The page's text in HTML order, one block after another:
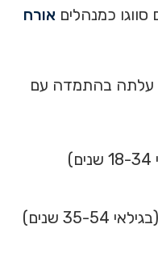
אורח
עלתה בהתמדה עם
בקרב משיבים צעירים (בגילאי 18-34 שנים)
ואילו בקרב משיבים מבוגרים (בגילאי 35-54 שנים)